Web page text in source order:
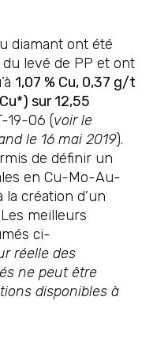
diamant ont été
levé de PP et ont
1,07 % Cu, 0,37 g/t
sur 12,55
19-06 (voir le
le 16 mai 2019).
de définir un
en Cu-Mo-Au-
création d’un
meilleurs
ci-
réelle des
ne peut être
disponibles à